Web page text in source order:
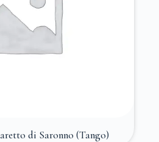
di Saronno (Tango)